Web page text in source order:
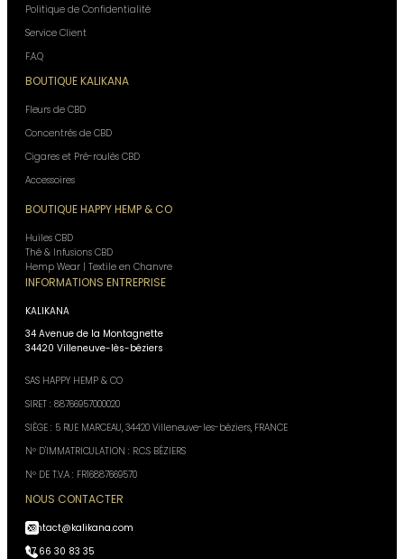
Politique de Confidentialité
Service Client
F.A.Q
BOUTIQUE KALIKANA
Fleurs de CBD
Concentrés de CBD
Cigares et Pré-roulés CBD
Accessoires
BOUTIQUE HAPPY HEMP & CO
Huiles CBD
Thé & Infusions CBD
Hemp Wear | Textile en Chanvre
INFORMATIONS ENTREPRISE
KALIKANA
34 Avenue de la Montagnette
34420 Villeneuve-lès-béziers
SAS HAPPY HEMP & CO
SIRET : 88766957000020
SIÈGE : 5 RUE MARCEAU, 34420 Villeneuve-les-béziers, FRANCE
N° D'IMMATRICULATION : R.C.S BÉZIERS
N° DE T.V.A : FR16887669570
NOUS CONTACTER
contact@kalikana.com
07 66 30 83 35